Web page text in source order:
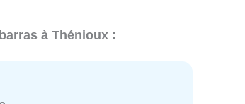
à Thénioux :